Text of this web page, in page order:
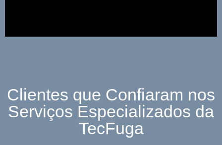
Clientes que Confiaram nos
Serviços Especializados da
TecFuga